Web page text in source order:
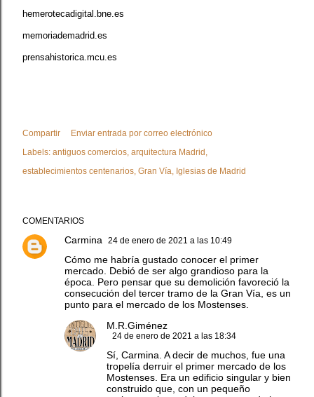
hemerotecadigital.bne.es
memoriademadrid.es
prensahistorica.mcu.es
Compartir
Enviar entrada por correo electrónico
Labels: antiguos comercios arquitectura Madrid
establecimientos centenarios Gran Vía Iglesias de Madrid
COMENTARIOS
Carmina 24 de enero de 2021 a las 10:49
Cómo me habría gustado conocer el primer
mercado. Debió de ser algo grandioso para la
época. Pero pensar que su demolición favoreció la
consecución del tercer tramo de la Gran Vía, es un
punto para el mercado de los Mostenses.
M.R.Giménez
24 de enero de 2021 a las 18:34
Sí, Carmina. A decir de muchos, fue una
tropelía derruir el primer mercado de los
Mostenses. Era un edificio singular y bien
construido que, con un pequeño